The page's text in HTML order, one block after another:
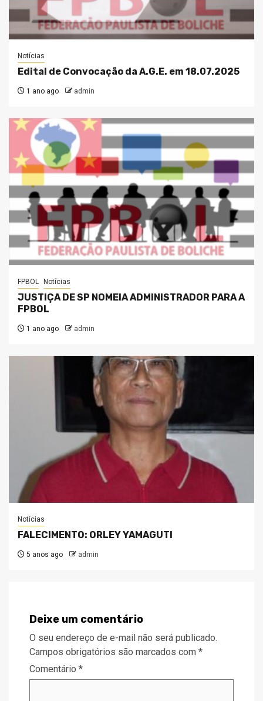
Notícias
Edital de Convocação da A.G.E. em 18.07.2025
1 ano ago admin
FPBOL Notícias
JUSTIÇA DE SP NOMEIA ADMINISTRADOR PARA A
FPBOL
1 ano ago admin
Notícias
FALECIMENTO: ORLEY YAMAGUTI
5 anos ago admin
Deixe um comentário
O seu endereço de e-mail não será publicado.
Campos obrigatórios são marcados com *
Comentário *